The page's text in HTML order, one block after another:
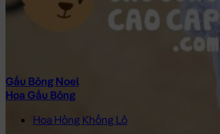
Gấu Bông Noel
Hoa Gấu Bông
Hoa Hồng Khổng Lồ